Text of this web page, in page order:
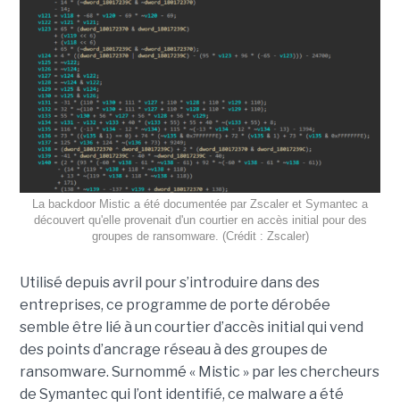
La backdoor Mistic a été documentée par Zscaler et Symantec a
découvert qu'elle provenait d'un courtier en accès initial pour des
groupes de ransomware. (Crédit : Zscaler)
Utilisé depuis avril pour s’introduire dans des
entreprises, ce programme de porte dérobée
semble être lié à un courtier d’accès initial qui vend
des points d’ancrage réseau à des groupes de
ransomware. Surnommé « Mistic » par les chercheurs
de Symantec qui l’ont identifié, ce malware a été